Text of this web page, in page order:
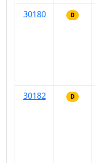
30180
D
30182
D